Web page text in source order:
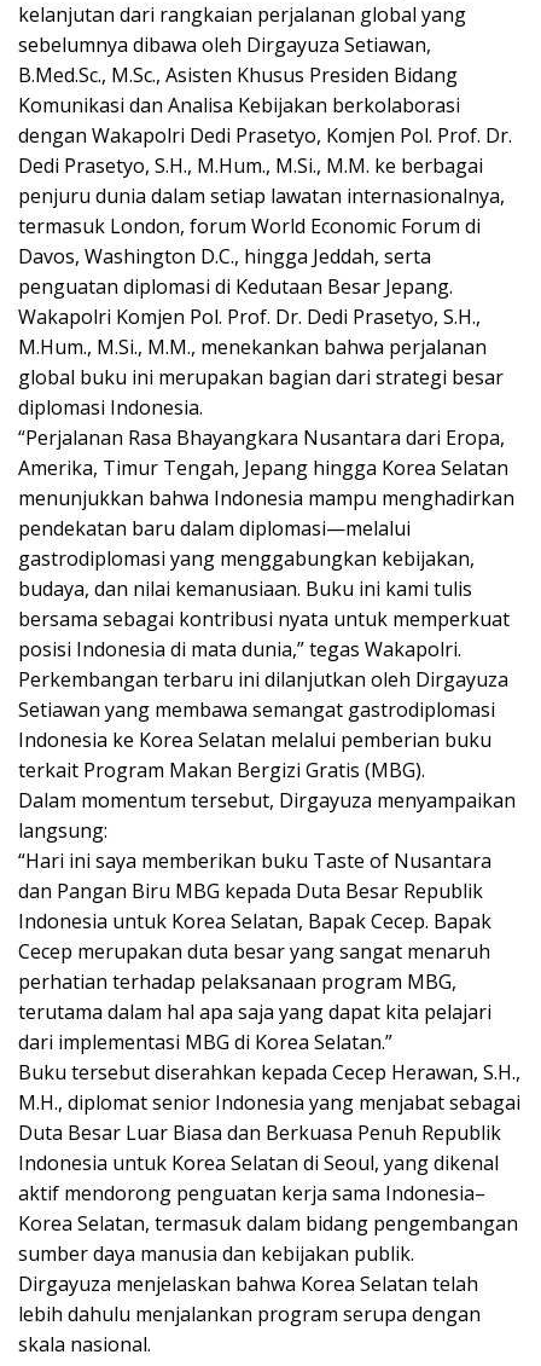
kelanjutan dari rangkaian perjalanan global yang
sebelumnya dibawa oleh Dirgayuza Setiawan,
B.Med.Sc., M.Sc., Asisten Khusus Presiden Bidang
Komunikasi dan Analisa Kebijakan berkolaborasi
dengan Wakapolri Dedi Prasetyo, Komjen Pol. Prof. Dr.
Dedi Prasetyo, S.H., M.Hum., M.Si., M.M. ke berbagai
penjuru dunia dalam setiap lawatan internasionalnya,
termasuk London, forum World Economic Forum di
Davos, Washington D.C., hingga Jeddah, serta
penguatan diplomasi di Kedutaan Besar Jepang.
Wakapolri Komjen Pol. Prof. Dr. Dedi Prasetyo, S.H.,
M.Hum., M.Si., M.M., menekankan bahwa perjalanan
global buku ini merupakan bagian dari strategi besar
diplomasi Indonesia.
“Perjalanan Rasa Bhayangkara Nusantara dari Eropa,
Amerika, Timur Tengah, Jepang hingga Korea Selatan
menunjukkan bahwa Indonesia mampu menghadirkan
pendekatan baru dalam diplomasi—melalui
gastrodiplomasi yang menggabungkan kebijakan,
budaya, dan nilai kemanusiaan. Buku ini kami tulis
bersama sebagai kontribusi nyata untuk memperkuat
posisi Indonesia di mata dunia,” tegas Wakapolri.
Perkembangan terbaru ini dilanjutkan oleh Dirgayuza
Setiawan yang membawa semangat gastrodiplomasi
Indonesia ke Korea Selatan melalui pemberian buku
terkait Program Makan Bergizi Gratis (MBG).
Dalam momentum tersebut, Dirgayuza menyampaikan
langsung:
“Hari ini saya memberikan buku Taste of Nusantara
dan Pangan Biru MBG kepada Duta Besar Republik
Indonesia untuk Korea Selatan, Bapak Cecep. Bapak
Cecep merupakan duta besar yang sangat menaruh
perhatian terhadap pelaksanaan program MBG,
terutama dalam hal apa saja yang dapat kita pelajari
dari implementasi MBG di Korea Selatan.”
Buku tersebut diserahkan kepada Cecep Herawan, S.H.,
M.H., diplomat senior Indonesia yang menjabat sebagai
Duta Besar Luar Biasa dan Berkuasa Penuh Republik
Indonesia untuk Korea Selatan di Seoul, yang dikenal
aktif mendorong penguatan kerja sama Indonesia–
Korea Selatan, termasuk dalam bidang pengembangan
sumber daya manusia dan kebijakan publik.
Dirgayuza menjelaskan bahwa Korea Selatan telah
lebih dahulu menjalankan program serupa dengan
skala nasional.